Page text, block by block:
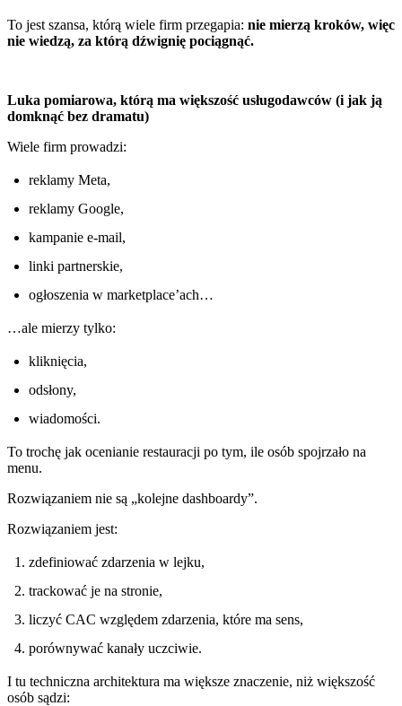
To jest szansa, którą wiele firm przegapia: nie mierzą kroków, więc
nie wiedzą, za którą dźwignię pociągnąć.
Luka pomiarowa, którą ma większość usługodawców (i jak ją
domknąć bez dramatu)
Wiele firm prowadzi:
reklamy Meta,
reklamy Google,
kampanie e-mail,
linki partnerskie,
ogłoszenia w marketplace’ach…
…ale mierzy tylko:
kliknięcia,
odsłony,
wiadomości.
To trochę jak ocenianie restauracji po tym, ile osób spojrzało na
menu.
Rozwiązaniem nie są „kolejne dashboardy”.
Rozwiązaniem jest:
zdefiniować zdarzenia w lejku,
trackować je na stronie,
liczyć CAC względem zdarzenia, które ma sens,
porównywać kanały uczciwie.
I tu techniczna architektura ma większe znaczenie, niż większość
osób sądzi: